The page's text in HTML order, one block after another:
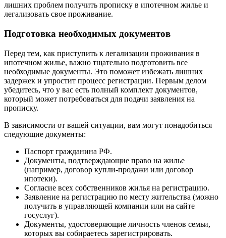
лишних проблем получить прописку в ипотечном жилье и
легализовать свое проживание.
Подготовка необходимых документов
Перед тем, как приступить к легализации проживания в
ипотечном жилье, важно тщательно подготовить все
необходимые документы. Это поможет избежать лишних
задержек и упростит процесс регистрации. Первым делом
убедитесь, что у вас есть полный комплект документов,
который может потребоваться для подачи заявления на
прописку.
В зависимости от вашей ситуации, вам могут понадобиться
следующие документы:
Паспорт гражданина РФ.
Документы, подтверждающие право на жилье
(например, договор купли-продажи или договор
ипотеки).
Согласие всех собственников жилья на регистрацию.
Заявление на регистрацию по месту жительства (можно
получить в управляющей компании или на сайте
госуслуг).
Документы, удостоверяющие личность членов семьи,
которых вы собираетесь зарегистрировать.